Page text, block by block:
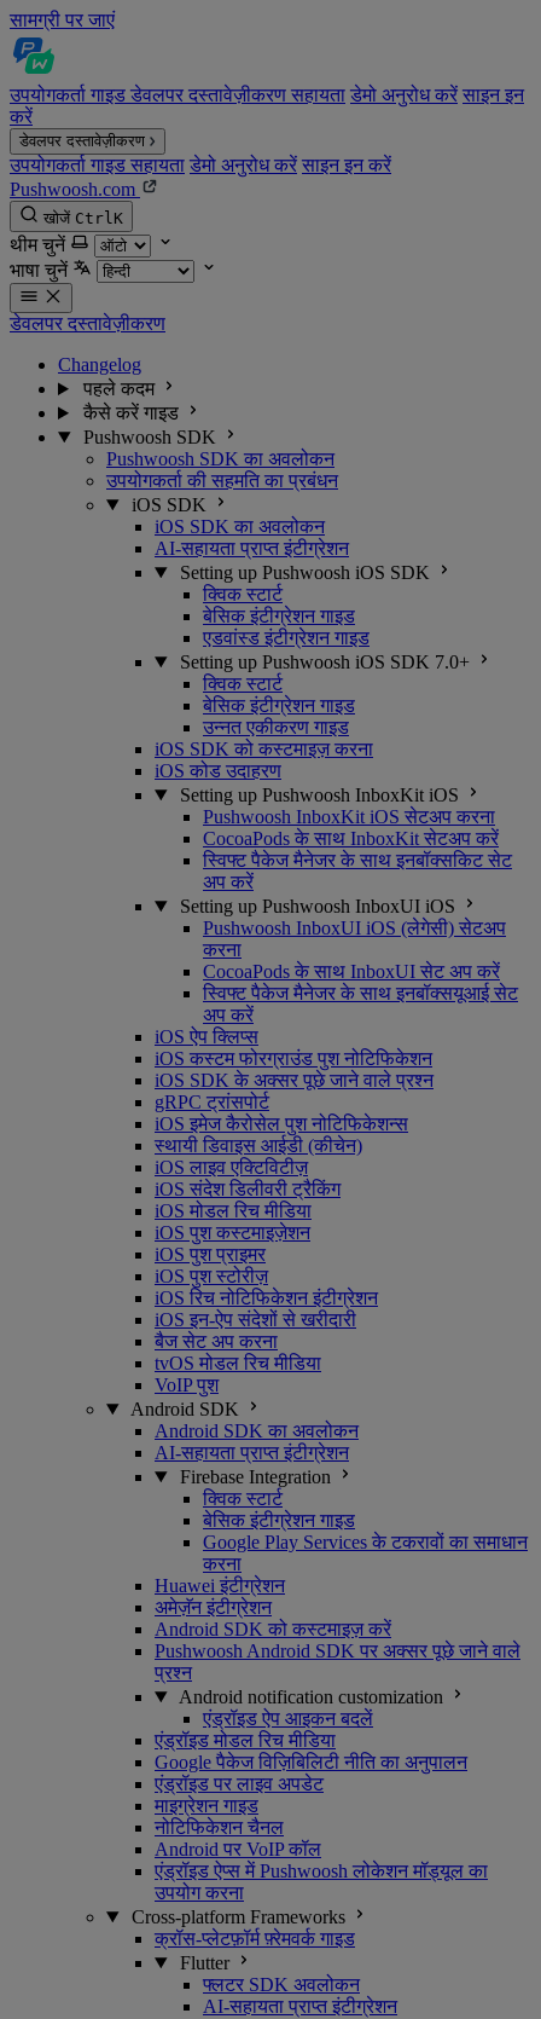
सामग्री पर जाएं
उपयोगकर्ता गाइड डेवलपर दस्तावेज़ीकरण सहायता डेमो अनुरोध करें साइन इन
करें
डेवलपर दस्तावेज़ीकरण
उपयोगकर्ता गाइड सहायता डेमो अनुरोध करें साइन इन करें
Pushwoosh.com
खोजें CtrlK
थीम चुनें
भाषा चुनें
डेवलपर दस्तावेज़ीकरण
Changelog
पहले कदम
कैसे करें गाइड
Pushwoosh SDK
Pushwoosh SDK का अवलोकन
उपयोगकर्ता की सहमति का प्रबंधन
iOS SDK
iOS SDK का अवलोकन
AI-सहायता प्राप्त इंटीग्रेशन
Setting up Pushwoosh iOS SDK
क्विक स्टार्ट
बेसिक इंटीग्रेशन गाइड
एडवांस्ड इंटीग्रेशन गाइड
Setting up Pushwoosh iOS SDK 7.0+
क्विक स्टार्ट
बेसिक इंटीग्रेशन गाइड
उन्नत एकीकरण गाइड
iOS SDK को कस्टमाइज़ करना
iOS कोड उदाहरण
Setting up Pushwoosh InboxKit iOS
Pushwoosh InboxKit iOS सेटअप करना
CocoaPods के साथ InboxKit सेटअप करें
स्विफ्ट पैकेज मैनेजर के साथ इनबॉक्सकिट सेट
अप करें
Setting up Pushwoosh InboxUI iOS
Pushwoosh InboxUI iOS (लेगेसी) सेटअप
करना
CocoaPods के साथ InboxUI सेट अप करें
स्विफ्ट पैकेज मैनेजर के साथ इनबॉक्सयूआई सेट
अप करें
iOS ऐप क्लिप्स
iOS कस्टम फोरग्राउंड पुश नोटिफिकेशन
iOS SDK के अक्सर पूछे जाने वाले प्रश्न
gRPC ट्रांसपोर्ट
iOS इमेज कैरोसेल पुश नोटिफिकेशन्स
स्थायी डिवाइस आईडी (कीचेन)
iOS लाइव एक्टिविटीज़
iOS संदेश डिलीवरी ट्रैकिंग
iOS मोडल रिच मीडिया
iOS पुश कस्टमाइज़ेशन
iOS पुश प्राइमर
iOS पुश स्टोरीज़
iOS रिच नोटिफिकेशन इंटीग्रेशन
iOS इन-ऐप संदेशों से खरीदारी
बैज सेट अप करना
tvOS मोडल रिच मीडिया
VoIP पुश
Android SDK
Android SDK का अवलोकन
AI-सहायता प्राप्त इंटीग्रेशन
Firebase Integration
क्विक स्टार्ट
बेसिक इंटीग्रेशन गाइड
Google Play Services के टकरावों का समाधान
करना
Huawei इंटीग्रेशन
अमेज़ॅन इंटीग्रेशन
Android SDK को कस्टमाइज़ करें
Pushwoosh Android SDK पर अक्सर पूछे जाने वाले
प्रश्न
Android notification customization
एंड्रॉइड ऐप आइकन बदलें
एंड्रॉइड मोडल रिच मीडिया
Google पैकेज विज़िबिलिटी नीति का अनुपालन
एंड्रॉइड पर लाइव अपडेट
माइग्रेशन गाइड
नोटिफिकेशन चैनल
Android पर VoIP कॉल
एंड्रॉइड ऐप्स में Pushwoosh लोकेशन मॉड्यूल का
उपयोग करना
Cross-platform Frameworks
क्रॉस-प्लेटफ़ॉर्म फ़्रेमवर्क गाइड
Flutter
फ्लटर SDK अवलोकन
AI-सहायता प्राप्त इंटीग्रेशन